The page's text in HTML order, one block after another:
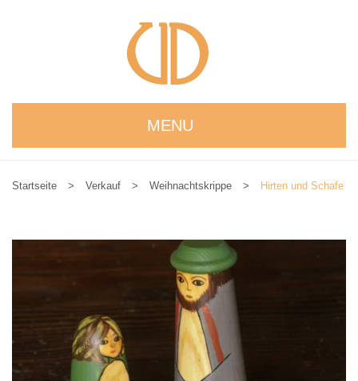
MENU
ONLINESHOP
alle Produkte
Kreativbaukasten
Weihnachtskrippe
Startseite > Verkauf > Weihnachtskrippe > Hirten und Schafe